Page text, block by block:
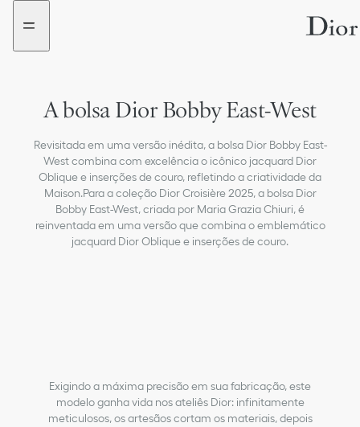
aria_goToMenu
aria_goToContent
A bolsa Dior Bobby East-West
Revisitada em uma versão inédita, a bolsa Dior Bobby East-
West combina com excelência o icônico jacquard Dior
Oblique e inserções de couro, refletindo a criatividade da
Maison.Para a coleção Dior Croisière 2025, a bolsa Dior
Bobby East-West, criada por Maria Grazia Chiuri, é
reinventada em uma versão que combina o emblemático
jacquard Dior Oblique e inserções de couro.
Exigindo a máxima precisão em sua fabricação, este
modelo ganha vida nos ateliês Dior: infinitamente
meticulosos, os artesãos cortam os materiais, depois